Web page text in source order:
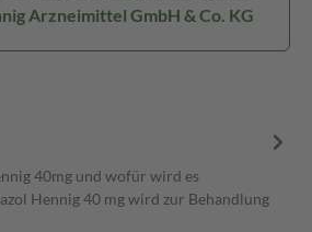
Arzneimittel GmbH & Co. KG
40mg und wofür wird es
Hennig 40 mg wird zur Behandlung